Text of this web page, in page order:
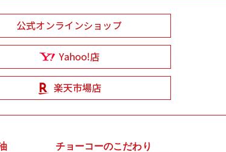
チョーコーのこだわり